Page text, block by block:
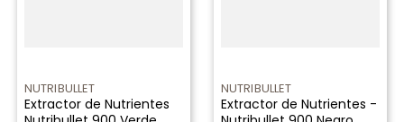
NUTRIBULLET
Extractor de Nutrientes
NUTRIBULLET
Extractor de Nutrientes -